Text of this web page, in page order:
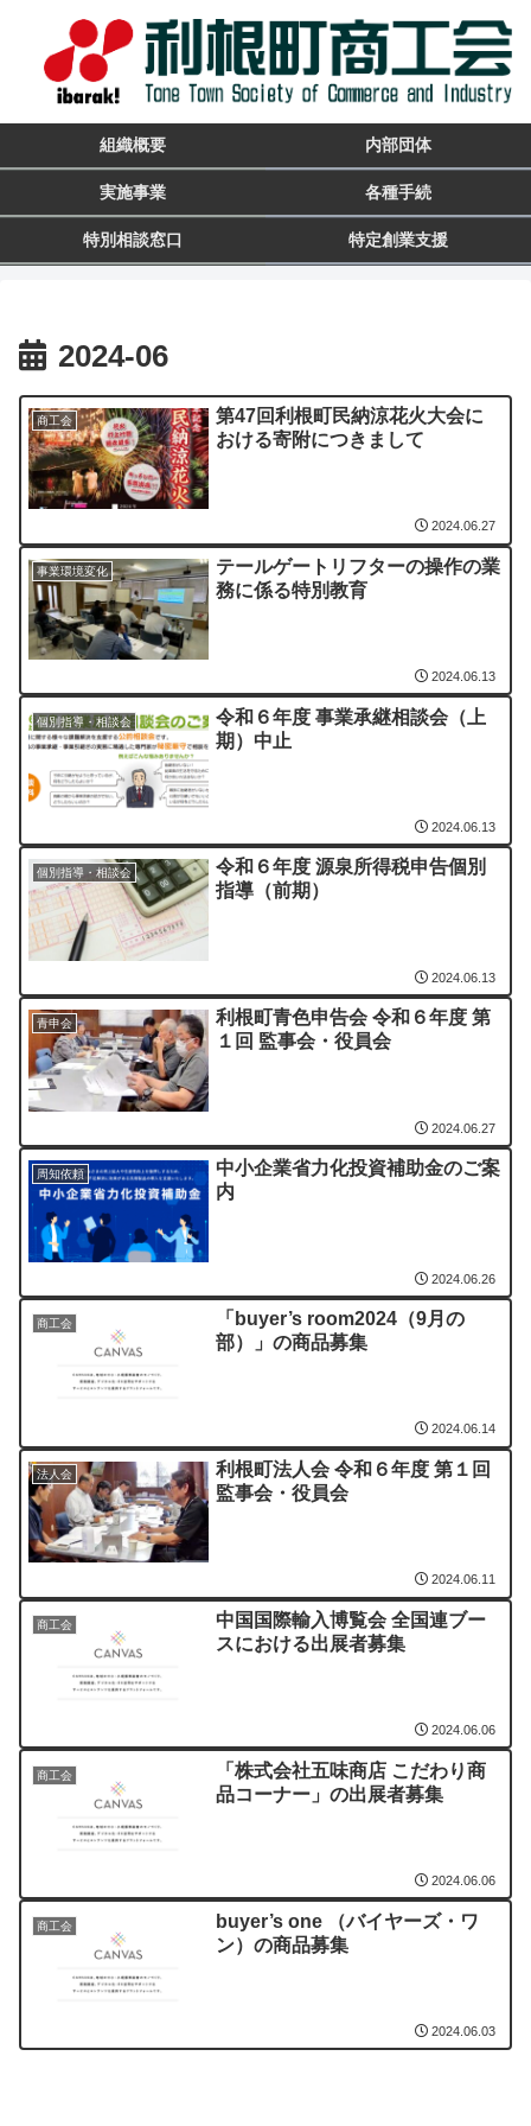
組織概要 内部団体
実施事業 各種手続
特別相談窓口 特定創業支援
2024-06
商工会
第47回利根町民納涼花火大会に
おける寄附につきまして
2024.06.27
事業環境変化
テールゲートリフターの操作の業
務に係る特別教育
2024.06.13
個別指導・相談会
令和６年度 事業承継相談会（上
期）中止
2024.06.13
個別指導・相談会
令和６年度 源泉所得税申告個別
指導（前期）
2024.06.13
青申会
利根町青色申告会 令和６年度 第
１回 監事会・役員会
2024.06.27
周知依頼
中小企業省力化投資補助金のご案
内
2024.06.26
商工会
「buyer’s room2024（9月の
部）」の商品募集
2024.06.14
法人会
利根町法人会 令和６年度 第１回
監事会・役員会
2024.06.11
商工会
中国国際輸入博覧会 全国連ブー
スにおける出展者募集
2024.06.06
商工会
「株式会社五味商店 こだわり商
品コーナー」の出展者募集
2024.06.06
商工会
buyer’s one （バイヤーズ・ワ
ン）の商品募集
2024.06.03